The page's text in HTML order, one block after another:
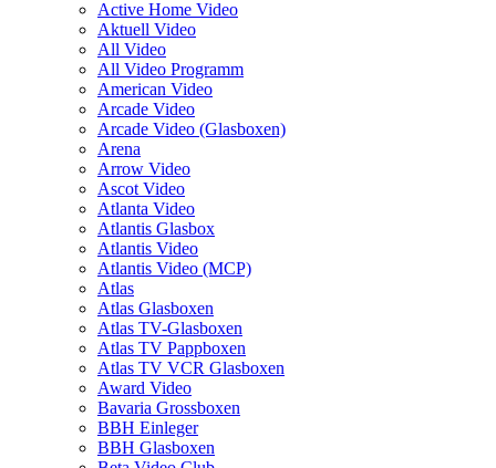
Active Home Video
Aktuell Video
All Video
All Video Programm
American Video
Arcade Video
Arcade Video (Glasboxen)
Arena
Arrow Video
Ascot Video
Atlanta Video
Atlantis Glasbox
Atlantis Video
Atlantis Video (MCP)
Atlas
Atlas Glasboxen
Atlas TV-Glasboxen
Atlas TV Pappboxen
Atlas TV VCR Glasboxen
Award Video
Bavaria Grossboxen
BBH Einleger
BBH Glasboxen